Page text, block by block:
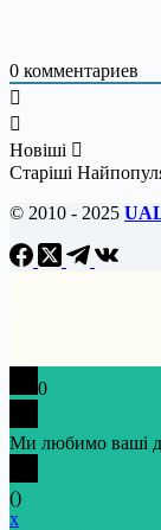
0 комментариев
Новіші
Старіші
© 2010 - 2025
0
Ми любимо ваші
()
x